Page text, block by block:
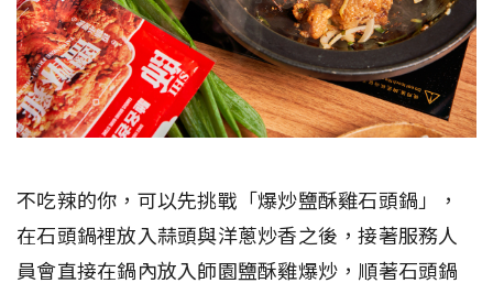
不吃辣的你，可以先挑戰「爆炒鹽酥雞石頭鍋」，
在石頭鍋裡放入蒜頭與洋蔥炒香之後，接著服務人
員會直接在鍋內放入師園鹽酥雞爆炒，順著石頭鍋